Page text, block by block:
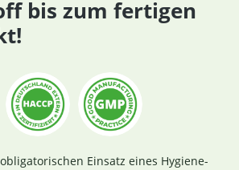
bis zum fertigen
Einsatz eines Hygiene-